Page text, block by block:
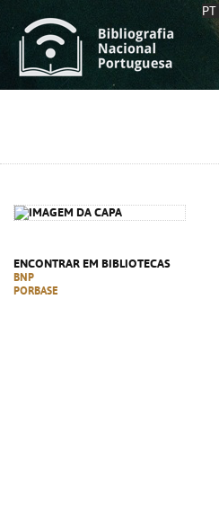
PT
ENCONTRAR EM BIBLIOTECAS
BNP
PORBASE